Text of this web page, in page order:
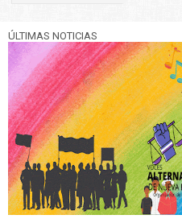
ÚLTIMAS NOTICIAS